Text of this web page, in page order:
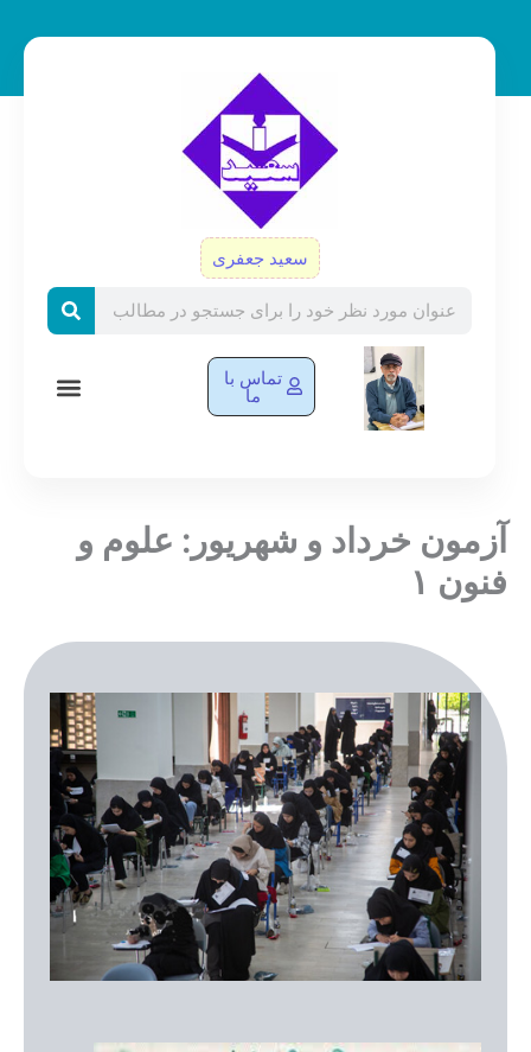
سعید جعفری
تماس با
ما
آزمون خرداد و شهریور: علوم و
فنون ۱